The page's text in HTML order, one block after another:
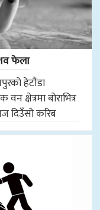
फेला
हेटौंडा
क्षेत्रमा बोराभित्र
दिउँसो करिब